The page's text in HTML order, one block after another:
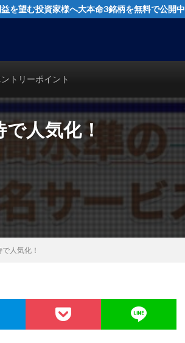
を望む投資家様へ大本命3銘柄を無料で公開中
トリーポイント
で人気化！
人気化！